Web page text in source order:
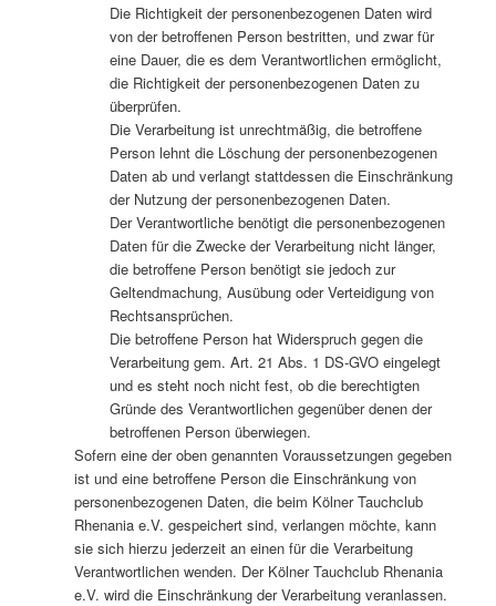
Die Richtigkeit der personenbezogenen Daten wird
von der betroffenen Person bestritten, und zwar für
eine Dauer, die es dem Verantwortlichen ermöglicht,
die Richtigkeit der personenbezogenen Daten zu
überprüfen.
Die Verarbeitung ist unrechtmäßig, die betroffene
Person lehnt die Löschung der personenbezogenen
Daten ab und verlangt stattdessen die Einschränkung
der Nutzung der personenbezogenen Daten.
Der Verantwortliche benötigt die personenbezogenen
Daten für die Zwecke der Verarbeitung nicht länger,
die betroffene Person benötigt sie jedoch zur
Geltendmachung, Ausübung oder Verteidigung von
Rechtsansprüchen.
Die betroffene Person hat Widerspruch gegen die
Verarbeitung gem. Art. 21 Abs. 1 DS-GVO eingelegt
und es steht noch nicht fest, ob die berechtigten
Gründe des Verantwortlichen gegenüber denen der
betroffenen Person überwiegen.
Sofern eine der oben genannten Voraussetzungen gegeben
ist und eine betroffene Person die Einschränkung von
personenbezogenen Daten, die beim Kölner Tauchclub
Rhenania e.V. gespeichert sind, verlangen möchte, kann
sie sich hierzu jederzeit an einen für die Verarbeitung
Verantwortlichen wenden. Der Kölner Tauchclub Rhenania
e.V. wird die Einschränkung der Verarbeitung veranlassen.